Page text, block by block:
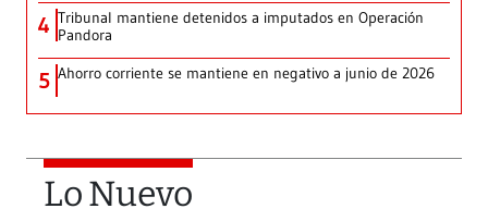
4 Tribunal mantiene detenidos a imputados en Operación
Pandora
5 Ahorro corriente se mantiene en negativo a junio de 2026
Lo Nuevo